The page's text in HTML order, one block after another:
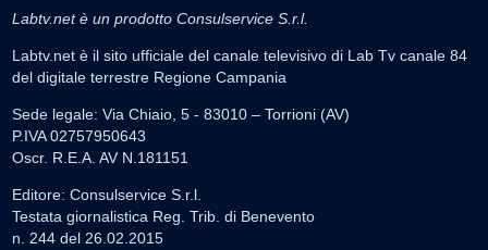
Labtv.net è un prodotto Consulservice S.r.l.
Labtv.net è il sito ufficiale del canale televisivo di Lab Tv canale 84
del digitale terrestre Regione Campania
Sede legale: Via Chiaio, 5 - 83010 – Torrioni (AV)
P.IVA 02757950643
Oscr. R.E.A. AV N.181151
Editore: Consulservice S.r.l.
Testata giornalistica Reg. Trib. di Benevento
n. 244 del 26.02.2015